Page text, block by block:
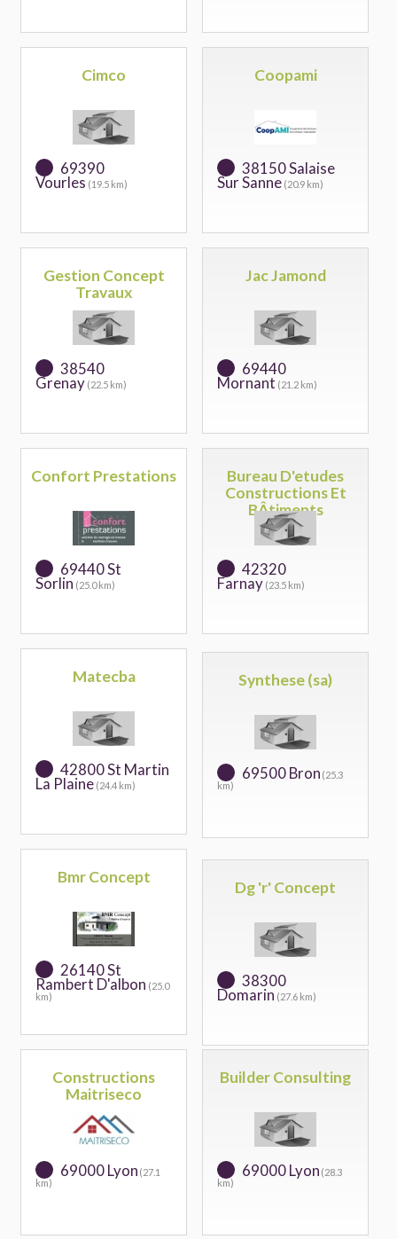
Cimco
69390
Vourles (19.5 km)
Coopami
38150 Salaise
Sur Sanne (20.9 km)
Gestion Concept
Travaux
38540
Grenay (22.5 km)
Jac Jamond
69440
Mornant (21.2 km)
Confort Prestations
69440 St
Sorlin (25.0 km)
Bureau D'etudes
Constructions Et
BÂtiments
42320
Farnay (23.5 km)
Matecba
42800 St Martin
La Plaine (24.4 km)
Synthese (sa)
69500 Bron (25.3
km)
Bmr Concept
26140 St
Rambert D'albon (25.0
km)
Dg 'r' Concept
38300
Domarin (27.6 km)
Constructions
Maitriseco
69000 Lyon (27.1
km)
Builder Consulting
69000 Lyon (28.3
km)